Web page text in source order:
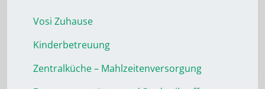
Vosi Zuhause
Kinderbetreuung
Zentralküche – Mahlzeitenversorgung